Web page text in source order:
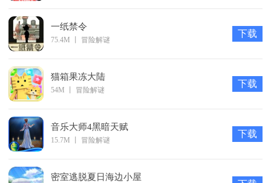
一纸禁令
75.4M 冒险解谜
下载
猫箱果冻大陆
54M 冒险解谜
下载
音乐大师4黑暗天赋
15.7M 冒险解谜
下载
密室逃脱夏日海边小屋